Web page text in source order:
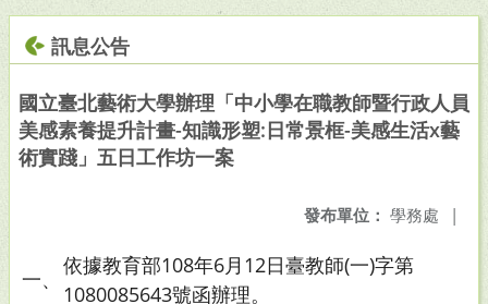
訊息公告
國立臺北藝術大學辦理「中小學在職教師暨行政人員
美感素養提升計畫-知識形塑:日常景框-美感生活x藝
術實踐」五日工作坊一案
發布單位： 學務處 |
一、
依據教育部108年6月12日臺教師(一)字第
1080085643號函辦理。